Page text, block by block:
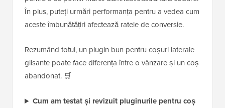
În plus, puteți urmări performanța pentru a vedea cum
aceste îmbunătățiri afectează ratele de conversie.
Rezumând totul, un plugin bun pentru coșuri laterale
glisante poate face diferența între o vânzare și un coș
abandonat. 🛒
Cum am testat și revizuit pluginurile pentru coș